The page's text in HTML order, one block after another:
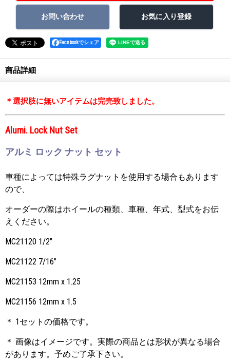
Facebookでシェア
商品詳細
＊選択肢に無いアイテムは完売致しました。
Alumi. Lock Nut Set
アルミ ロック ナット セット
車種によっては特殊ラグナットを使用する場合もあります
ので、
オーダーの際はホイールの種類、車種、年式、型式をお伝
えください。
MC21120 1/2"
MC21122 7/16"
MC21153 12mm x 1.25
MC21156 12mm x 1.5
＊ 1セットの価格です。
＊ 画像はイメージです。実際の商品とは形状が異なる場合
があります。予めご了承下さい。